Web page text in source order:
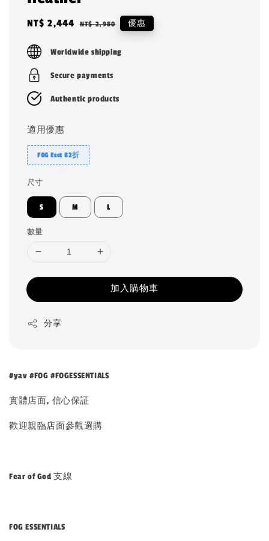
Sale
NT$ 2,444 Regular
NT$ 2,980 優惠
Worldwide shipping
Secure payments
Authentic products
適用優惠
FOG Esst 82折
尺寸
S M L
數量
加入購物車
分享
#yav #FOG #FOGESSENTIALS
實體店面, 信心保証
歡迎親臨店面參觀選購
Fear of God 支線
FOG ESSENTIALS